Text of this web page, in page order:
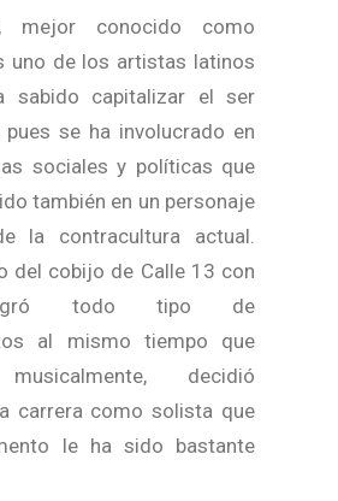
, mejor conocido como
uno de los artistas latinos
sabido capitalizar el ser
pues se ha involucrado en
sociales y políticas que
también en un personaje
la contracultura actual.
del cobijo de Calle 13 con
todo tipo de
al mismo tiempo que
decidió
carrera como solista que
le ha sido bastante